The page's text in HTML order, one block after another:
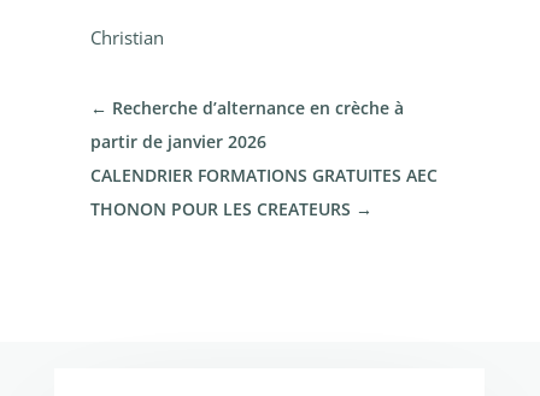
Christian
← Recherche d’alternance en crèche à
partir de janvier 2026
CALENDRIER FORMATIONS GRATUITES AEC
THONON POUR LES CREATEURS →